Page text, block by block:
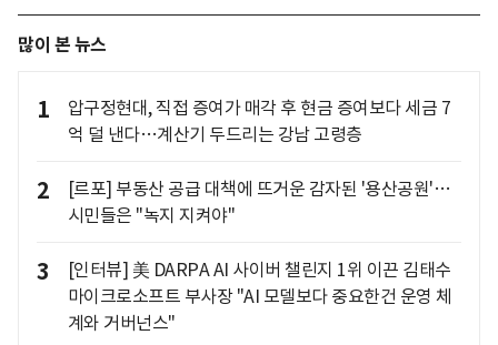
많이 본 뉴스
1
압구정현대, 직접 증여가 매각 후 현금 증여보다 세금 7
억 덜 낸다…계산기 두드리는 강남 고령층
2
[르포] 부동산 공급 대책에 뜨거운 감자된 '용산공원'…
시민들은 "녹지 지켜야"
3
[인터뷰] 美 DARPA AI 사이버 챌린지 1위 이끈 김태수
마이크로소프트 부사장 "AI 모델보다 중요한건 운영 체
계와 거버넌스"